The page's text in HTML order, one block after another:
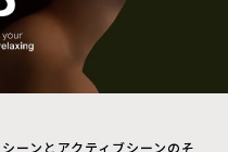
ーンとアクティブシーンのそ